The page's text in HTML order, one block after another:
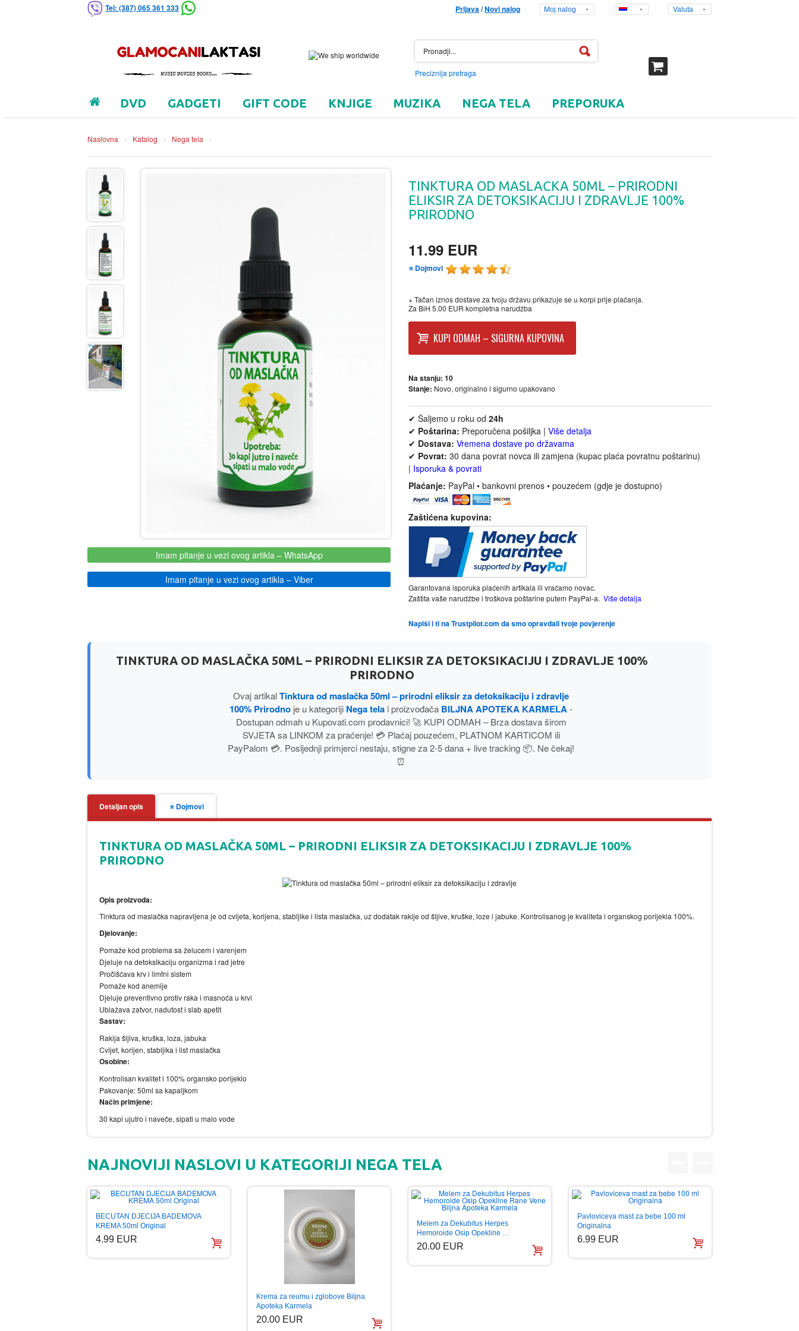
Tel: (387) 065 361 333 Prijava/Novi nalog Moj nalog Valuta
Preciznija pretraga
DVD GADGETI GIFT CODE KNJIGE MUZIKA NEGA TELA PREPORUKA
Naslovna › Katalog › Nega tela ›
Imam pitanje u vezi ovog artikla – WhatsApp
Imam pitanje u vezi ovog artikla – Viber
TINKTURA OD MASLAČKA 50ML – PRIRODNI
ELIKSIR ZA DETOKSIKACIJU I ZDRAVLJE 100%
PRIRODNO
11.99 EUR
⭐ Dojmovi
+ Tačan iznos dostave za tvoju državu prikazuje se u korpi prije plaćanja.
Za BiH 5.00 EUR kompletna narudžba
KUPI ODMAH – SIGURNA KUPOVINA
Na stanju: 10
Stanje: Novo, originalno i sigurno upakovano
✔ Šaljemo u roku od 24h
✔ Poštarina: Preporučena pošiljka | Više detalja
✔ Dostava: Vremena dostave po državama
✔ Povrat: 30 dana povrat novca ili zamjena (kupac plaća povratnu poštarinu)
| Isporuka & povrati
Plaćanje: PayPal • bankovni prenos • pouzećem (gdje je dostupno)
Zaštićena kupovina:
Garantovana isporuka plaćenih artikala ili vraćamo novac.
Zaštita vaše narudžbe i troškova poštarine putem PayPal-a. Više detalja
Napiši i ti na Trustpilot.com da smo opravdali tvoje povjerenje
TINKTURA OD MASLAČKA 50ML – PRIRODNI ELIKSIR ZA DETOKSIKACIJU I ZDRAVLJE 100%
PRIRODNO
Ovaj artikalTinktura od maslačka 50ml – prirodni eliksir za detoksikaciju i zdravlje
100% Prirodno je u kategoriji Nega tela i proizvođača BILJNA APOTEKA KARMELA-
Dostupan odmah u Kupovati.com prodavnici! 🚀 KUPI ODMAH – Brza dostava širom
SVJETA sa LINKOM za praćenje! 💳 Plaćaj pouzećem, PLATNOM KARTICOM ili
PayPalom 💳. Posljednji primjerci nestaju, stigne za 2-5 dana + live tracking 📦. Ne čekaj!
⏰
Detaljan opis ⭐ Dojmovi
TINKTURA OD MASLAČKA 50ML – PRIRODNI ELIKSIR ZA DETOKSIKACIJU I ZDRAVLJE 100%
PRIRODNO
Opis proizvoda:
Tinktura od maslačka napravljena je od cvijeta, korijena, stabljike i lista maslačka, uz dodatak rakije od šljive, kruške, loze i jabuke. Kontrolisanog je kvaliteta i organskog porijekla 100%.
Djelovanje:
Pomaže kod problema sa želucem i varenjem
Djeluje na detoksikaciju organizma i rad jetre
Pročišćava krv i limfni sistem
Pomaže kod anemije
Djeluje preventivno protiv raka i masnoća u krvi
Ublažava zatvor, nadutost i slab apetit
Sastav:
Rakija šljiva, kruška, loza, jabuka
Cvijet, korijen, stabljika i list maslačka
Osobine:
Kontrolisan kvalitet i 100% organsko porijeklo
Pakovanje: 50ml sa kapaljkom
Način primjene:
30 kapi ujutro i naveče, sipati u malo vode
NAJNOVIJI NASLOVI U KATEGORIJI NEGA TELA
BECUTAN DJECIJA BADEMOVA
KREMA 50ml Original
4.99 EUR
Krema za reumu i zglobove Biljna
Apoteka Karmela
20.00 EUR
Melem za Dekubitus Herpes
Hemoroide Osip Opekline …
20.00 EUR
Pavloviceva mast za bebe 100 ml
Originalna
6.99 EUR